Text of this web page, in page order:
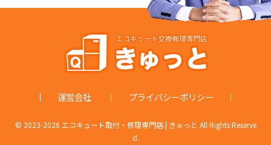
運営会社 プライバシーポリシー
© 2023-2026 エコキュート取付・修理専門店 | きゅっと All Rights Reserve
d.